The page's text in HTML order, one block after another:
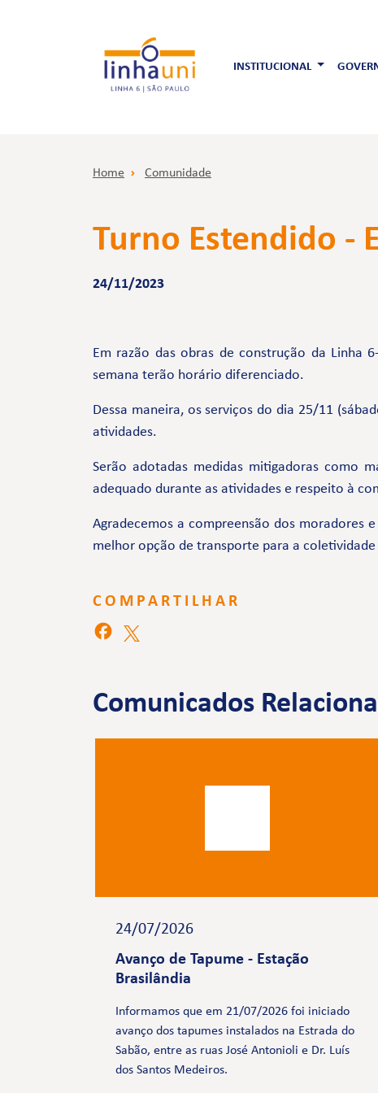
INSTITUCIONAL
Home Comunidade
Turno Estendido -
24/11/2023
Em razão das obras de construção da Linha
semana terão horário diferenciado.
Dessa maneira, os serviços do dia 25/11
atividades.
Serão adotadas medidas mitigadoras como
adequado durante as atividades e respeito à
Agradecemos a compreensão dos moradores
melhor opção de transporte para a
COMPARTILHAR
Comunicados
24/07/2026
Avanço de Tapume - Estação
Brasilândia
Informamos que em 21/07/2026 foi iniciado
avanço dos tapumes instalados na Estrada do
Sabão, entre as ruas José Antonioli e Dr. Luís
dos Santos Medeiros.